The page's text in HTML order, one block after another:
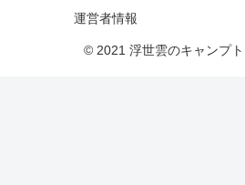
運営者情報
© 2021 浮世雲のキャンプト